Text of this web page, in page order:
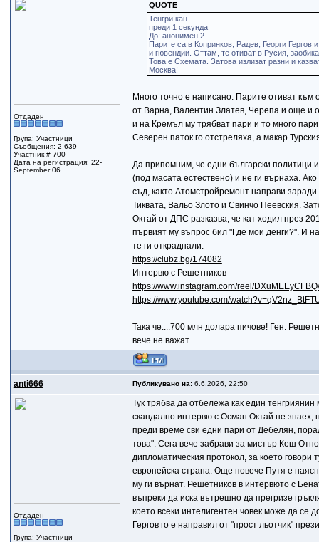
Отдаден
Група: Участници
Съобщения: 2 639
Участник # 700
Дата на регистрация: 22-
September 06
QUOTE
Тенгри кан
преди 1 секунда
До: анонимен 2
Парите са в Копринков, Радев, Георги
и гювендии. Оттам, те отиват в Русия,
Това е Схемата. Затова излизат разни и
Москва!
Много точно е написано. Парите отиват
от Варна, Валентин Златев, Черепа и още и
и на Кремъл му трябват пари и то много
Северен паток го отстреляха, а макар
Да припомним, че едни български политици
(под масата естествено) и не ги върнаха.
съд, както Атомстройремонт направи
Тиквата, Вальо Злото и Свинчо Пеевския.
Октай от ДПС разказва, че кат ходил през
първият му въпрос бил "Где мои денги?". И
те ги откраднали.
https://clubz.bg/174082
Интервю с Решетников
https://www.instagram.com/reel/DXuMEEyCFBQ/
https://www.youtube.com/
Така че....700 млн долара пичове! Ген.
вече не важат.
anti666 Публикувано на:6.6.2026, 22:50
Отдаден
Група: Участници
Тук трябва да отбележа как един
скандално интервю с Осман Октай не знаех,
преди време сви едни пари от Дебелян,
това". Сега вече забрави за мистър Кеш
дипломатическия протокол, за което
европейска страна. Още повече Путя е
му ги върнат. Решетников в интервюто с
въпреки да иска вътрешно да прегризе
което всеки интелигентен човек може да се
Гергов го е направил от "прост льотчик"